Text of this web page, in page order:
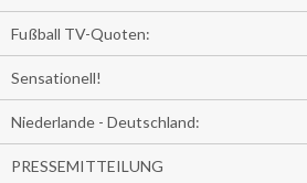
Fußball TV-Quoten:
Sensationell!
Niederlande - Deutschland:
PRESSEMITTEILUNG